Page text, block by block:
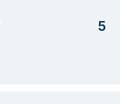
5